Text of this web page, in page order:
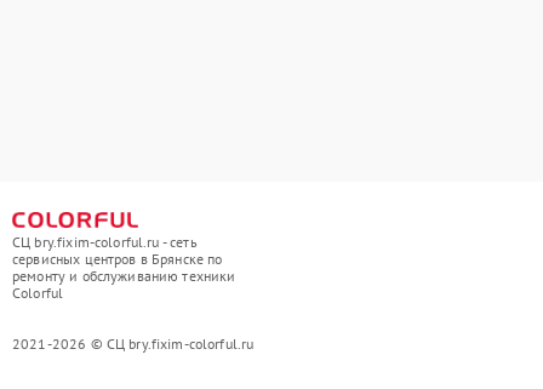
СЦ bry.fixim-colorful.ru - сеть
сервисных центров в Брянске по
ремонту и обслуживанию техники
Colorful
2021-2026 © СЦ bry.fixim-colorful.ru